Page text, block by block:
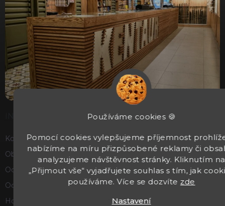
Používáme cookies 🍪
Pomocí cookies vylepšujeme příjemnost
nabízíme na míru přizpůsobené reklamy či
analyzujeme návštěvnost stránky. Kliknutím na
„Přijmout vše“ vyjadřujete souhlas s tím, jak
používáme. Více se dozvíte zde
Nastavení
Kontakty
Obchodní podmínky
Ochrana osobních údajů
Odstoupení od smlouvy
Hodnocení obchodu